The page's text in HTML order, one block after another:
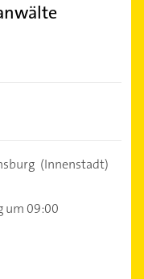
(Innenstadt)
um 09:00